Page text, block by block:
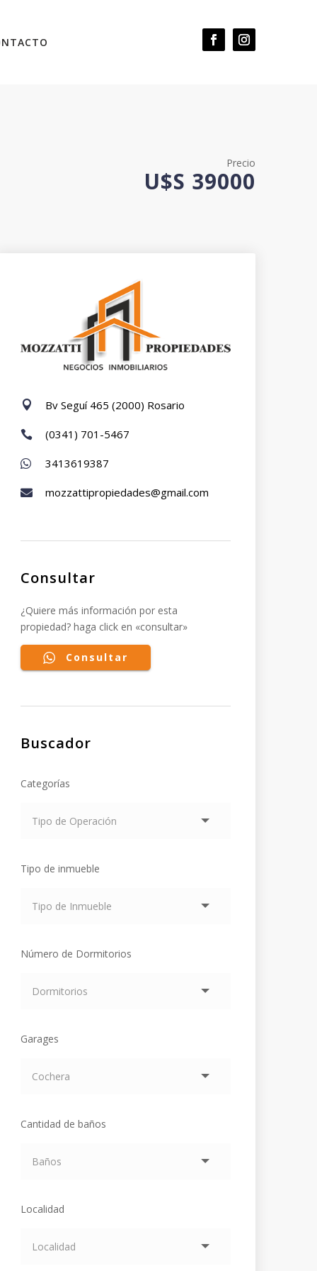
Precio
U$S 39000
 Bv Seguí 465 (2000) Rosario
 (0341) 701-5467
 3413619387
 mozzattipropiedades@gmail.com
Consultar
¿Quiere más información por esta
propiedad? haga click en «consultar»
Consultar
Buscador
Categorías
Tipo de inmueble
Número de Dormitorios
Garages
Cantidad de baños
Localidad